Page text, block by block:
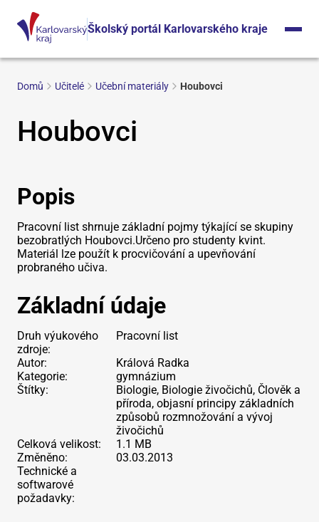
Školský portál Karlovarského kraje
Domů Učitelé Učební materiály Houbovci
Houbovci
Popis
Pracovní list shrnuje základní pojmy týkající se skupiny
bezobratlých Houbovci.Určeno pro studenty kvint.
Materiál lze použít k procvičování a upevňování
probraného učiva.
Základní údaje
Druh výukového
zdroje:
Pracovní list
Autor:
Králová Radka
Kategorie:
gymnázium
Štítky:
Biologie, Biologie živočichů, Člověk a
příroda, objasní principy základních
způsobů rozmnožování a vývoj
živočichů
Celková velikost:
1.1 MB
Změněno:
03.03.2013
Technické a
softwarové
požadavky: